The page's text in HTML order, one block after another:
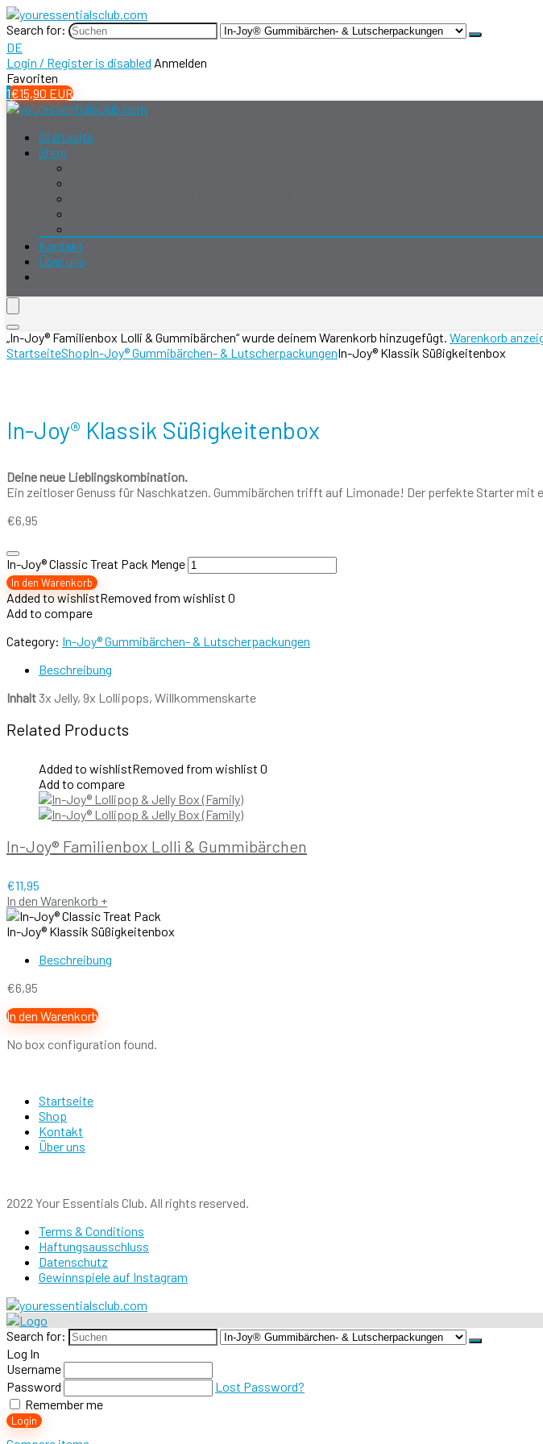
Search for:
DE
Login / Register is disabled Anmelden
Favoriten
1€15,90 EUR
Startseite
Shop
Kontakt
Über uns
„In-Joy® Familienbox Lolli & Gummibärchen“ wurde deinem Warenkorb hinzugefügt. Warenkorb
StartseiteShopIn-Joy® Gummibärchen- & LutscherpackungenIn-Joy® Klassik Süßigkeitenbox
In-Joy® Klassik Süßigkeitenbox
Deine neue Lieblingskombination.
Ein zeitloser Genuss für Naschkatzen. Gummibärchen trifft auf Limonade! Der perfekte Starter
€6,95
In-Joy® Classic Treat Pack Menge
In den Warenkorb
Added to wishlistRemoved from wishlist 0
Add to compare
Category: In-Joy® Gummibärchen- & Lutscherpackungen
Beschreibung
Inhalt3x Jelly, 9x Lollipops, Willkommenskarte
Related Products
Added to wishlistRemoved from wishlist 0
Add to compare
In-Joy® Familienbox Lolli & Gummibärchen
€11,95
In den Warenkorb +
In-Joy® Klassik Süßigkeitenbox
Beschreibung
€6,95
In den Warenkorb
No box configuration found.
Startseite
Shop
Kontakt
Über uns
2022 Your Essentials Club. All rights reserved.
Terms & Conditions
Haftungsausschluss
Datenschutz
Gewinnspiele auf Instagram
Search for:
Log In
Username
Password
Lost Password?
Remember me
Login